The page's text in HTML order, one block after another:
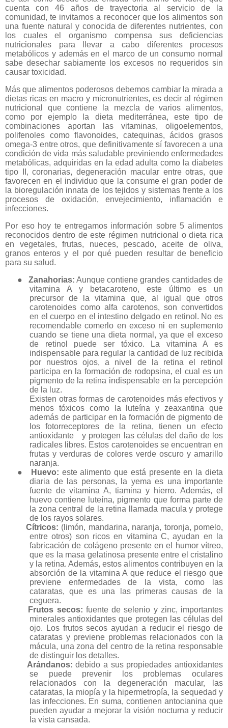
cuenta con 46 años de trayectoria al servicio de la
comunidad, te invitamos a reconocer que los alimentos son
una fuente natural y conocida de diferentes nutrientes, con
los cuales el organismo compensa sus deficiencias
nutricionales para llevar a cabo diferentes procesos
metabólicos y además en el marco de un consumo normal
sabe desechar sabiamente los excesos no requeridos sin
causar toxicidad.
Más que alimentos poderosos debemos cambiar la mirada a
dietas ricas en macro y micronutrientes, es decir al régimen
nutricional que contiene la mezcla de varios alimentos,
como por ejemplo la dieta mediterránea, este tipo de
combinaciones aportan las vitaminas, oligoelementos,
polifenoles como flavonoides, catequinas, ácidos grasos
omega-3 entre otros, que definitivamente sí favorecen a una
condición de vida más saludable previniendo enfermedades
metabólicas, adquiridas en la edad adulta como la diabetes
tipo II, coronarias, degeneración macular entre otras, que
favorecen en el individuo que la consume el gran poder de
la bioregulación innata de los tejidos y sistemas frente a los
procesos de oxidación, envejecimiento, inflamación e
infecciones.
Por eso hoy te entregamos información sobre 5 alimentos
reconocidos dentro de este régimen nutricional o dieta rica
en vegetales, frutas, nueces, pescado, aceite de oliva,
granos enteros y el por qué pueden resultar de beneficio
para su salud.
●
Zanahorias: Aunque contiene grandes cantidades de
vitamina A y betacaroteno, este último es un
precursor de la vitamina que, al igual que otros
carotenoides como alfa carotenos, son convertidos
en el cuerpo en el intestino delgado en retinol. No es
recomendable comerlo en exceso ni en suplemento
cuando se tiene una dieta normal, ya que el exceso
de retinol puede ser tóxico. La vitamina A es
indispensable para regular la cantidad de luz recibida
por nuestros ojos, a nivel de la retina el retinol
participa en la formación de rodopsina, el cual es un
pigmento de la retina indispensable en la percepción
de la luz.
Existen otras formas de carotenoides más efectivos y
menos tóxicos como la luteína y zeaxantina que
además de participar en la formación de pigmento de
los fotorreceptores de la retina, tienen un efecto
antioxidante
y protegen las células del daño de los
radicales libres. Estos carotenoides se encuentran en
frutas y verduras de colores verde oscuro y amarillo
naranja.
●
Huevo: este alimento que está presente en la dieta
diaria de las personas, la yema es una importante
fuente de vitamina A, tiamina y hierro. Además, el
huevo contiene luteína, pigmento que forma parte de
la zona central de la retina llamada macula y protege
de los rayos solares.
Cítricos: (limón, mandarina, naranja, toronja, pomelo,
entre otros) son ricos en vitamina C, ayudan en la
fabricación de colágeno presente en el humor vítreo,
que es la masa gelatinosa presente entre el cristalino
y la retina. Además, estos alimentos contribuyen en la
absorción de la vitamina A que reduce el riesgo que
previene enfermedades de la vista, como las
cataratas, que es una las primeras causas de la
ceguera.
Frutos secos: fuente de selenio y zinc, importantes
minerales antioxidantes que protegen las células del
ojo. Los frutos secos ayudan a reducir el riesgo de
cataratas y previene problemas relacionados con la
mácula, una zona del centro de la retina responsable
de distinguir los detalles.
Arándanos: debido a sus propiedades antioxidantes
se puede prevenir los problemas oculares
relacionados con la degeneración macular, las
cataratas, la miopía y la hipermetropía, la sequedad y
las infecciones. En suma, contienen antocianina que
pueden ayudar a mejorar la visión nocturna y reducir
la vista cansada.